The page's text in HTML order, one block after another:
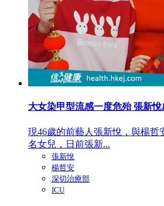
大女染甲型流感一度危殆 張新
現46歲的前藝人張新悅，與楊哲
名女兒，日前張新...
張新悅
楊哲安
深切治療部
ICU